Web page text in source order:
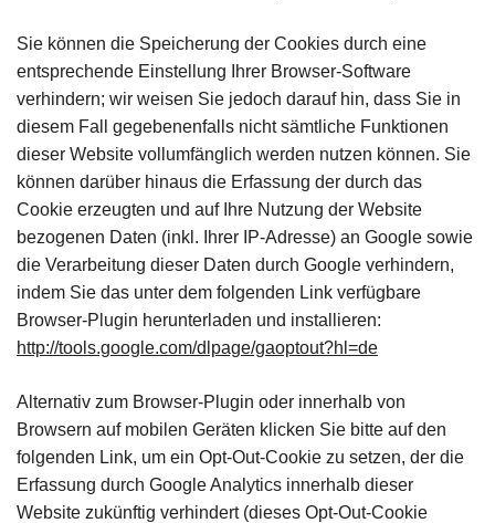
Sie können die Speicherung der Cookies durch eine
entsprechende Einstellung Ihrer Browser-Software
verhindern; wir weisen Sie jedoch darauf hin, dass Sie in
diesem Fall gegebenenfalls nicht sämtliche Funktionen
dieser Website vollumfänglich werden nutzen können. Sie
können darüber hinaus die Erfassung der durch das
Cookie erzeugten und auf Ihre Nutzung der Website
bezogenen Daten (inkl. Ihrer IP-Adresse) an Google sowie
die Verarbeitung dieser Daten durch Google verhindern,
indem Sie das unter dem folgenden Link verfügbare
Browser-Plugin herunterladen und installieren:
http://tools.google.com/dlpage/gaoptout?hl=de
Alternativ zum Browser-Plugin oder innerhalb von
Browsern auf mobilen Geräten klicken Sie bitte auf den
folgenden Link, um ein Opt-Out-Cookie zu setzen, der die
Erfassung durch Google Analytics innerhalb dieser
Website zukünftig verhindert (dieses Opt-Out-Cookie